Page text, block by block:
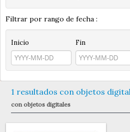
Filtrar por rango de fecha :
Inicio Fin
1 resultados con objetos
con objetos digitales